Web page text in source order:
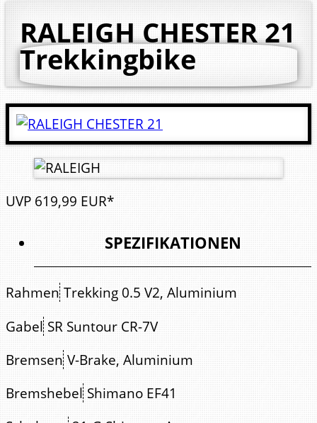
RALEIGH CHESTER 21
Trekkingbike
UVP 619,99 EUR*
SPEZIFIKATIONEN
Rahmen Trekking 0.5 V2, Aluminium
Gabel SR Suntour CR-7V
Bremsen V-Brake, Aluminium
Bremshebel Shimano EF41